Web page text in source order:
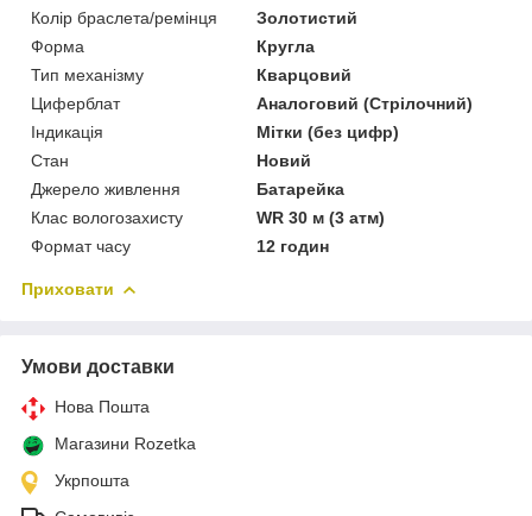
Колір браслета/ремінця
Золотистий
Форма
Кругла
Тип механізму
Кварцовий
Циферблат
Аналоговий (Стрілочний)
Індикація
Мітки (без цифр)
Стан
Новий
Джерело живлення
Батарейка
Клас вологозахисту
WR 30 м (3 атм)
Формат часу
12 годин
Приховати
Умови доставки
Нова Пошта
Магазини Rozetka
Укрпошта